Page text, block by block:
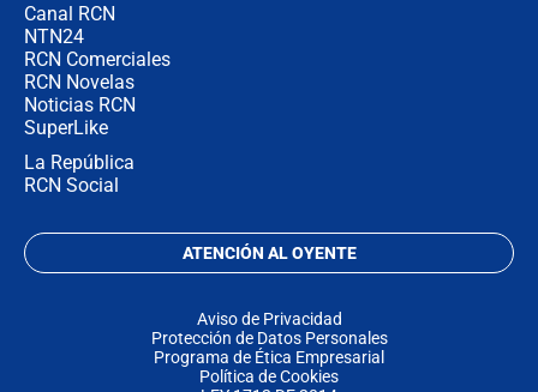
Canal RCN
NTN24
RCN Comerciales
RCN Novelas
Noticias RCN
SuperLike
La República
RCN Social
ATENCIÓN AL OYENTE
Aviso de Privacidad
Protección de Datos Personales
Programa de Ética Empresarial
Política de Cookies